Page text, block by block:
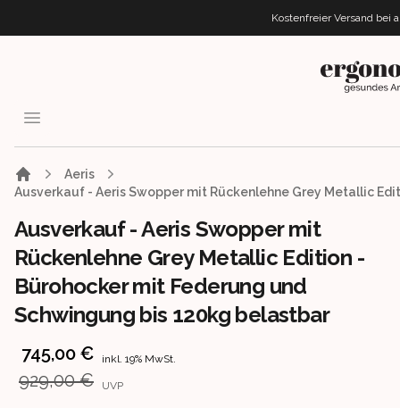
Kostenfreier Versand bei
Open menu
Aeris
Ausverkauf - Aeris Swopper mit Rückenlehne Grey Metallic
Ausverkauf - Aeris Swopper mit
Rückenlehne Grey Metallic Edition -
Bürohocker mit Federung und
Schwingung bis 120kg belastbar
Product information
745,00 € inkl. 19% MwSt.
929,00 € UVP